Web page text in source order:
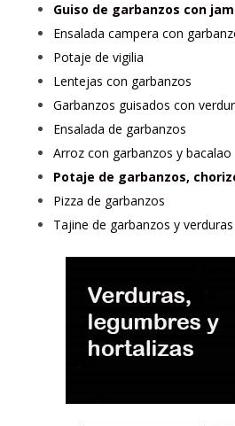
Guiso de garbanzos con
Ensalada campera con
Potaje de vigilia
Lentejas con garbanzos
Garbanzos guisados con
Ensalada de garbanzos
Arroz con garbanzos y bacalao
Potaje de garbanzos,
Pizza de garbanzos
Tajine de garbanzos y verduras